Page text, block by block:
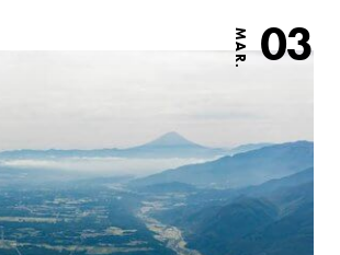
MAR. 03